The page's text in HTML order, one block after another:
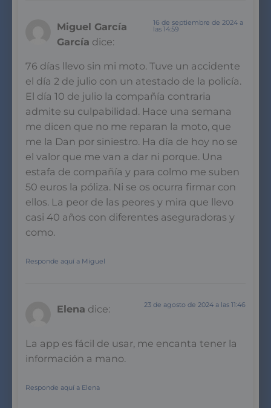
Miguel García
García dice:
16 de septiembre de 2024 a
las 14:59
76 días llevo sin mi moto. Tuve un accidente
el día 2 de julio con un atestado de la policía.
El día 10 de julio la compañía contraria
admite su culpabilidad. Hace una semana
me dicen que no me reparan la moto, que
me la Dan por siniestro. Ha día de hoy no se
el valor que me van a dar ni porque. Una
estafa de compañía y para colmo me suben
50 euros la póliza. Ni se os ocurra firmar con
ellos. La peor de las peores y mira que llevo
casi 40 años con diferentes aseguradoras y
como.
Responde aquí a Miguel
Elena dice: 23 de agosto de 2024 a las 11:46
La app es fácil de usar, me encanta tener la
información a mano.
Responde aquí a Elena